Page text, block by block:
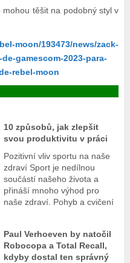
těšit na podobný styl v
moon/193473/news/zack-
gamescom-2023-para-
rebel-moon
10 způsobů, jak zlepšit
svou produktivitu v práci
Pozitivní vliv sportu na naše
zdraví Sport je nedílnou
součástí našeho života a
přináší mnoho výhod pro
naše zdraví. Pohyb a cvičení
Paul Verhoeven by natočil
Robocopa a Total Recall,
kdyby dostal ten správný